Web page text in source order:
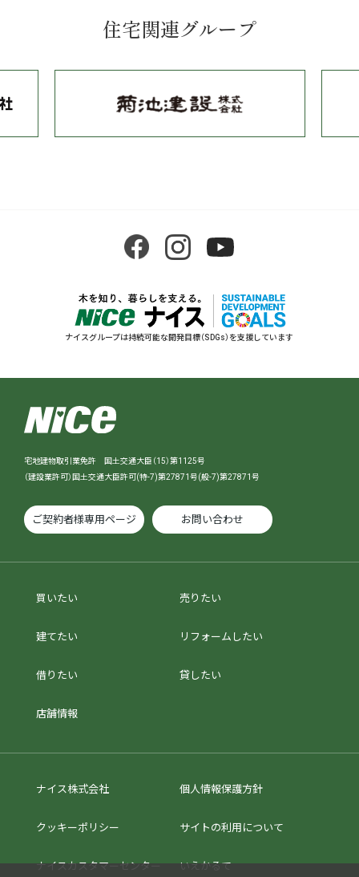
住宅関連グループ
ナイスグループは持続可能な開発目標（SDGs）を支援しています
宅地建物取引業免許 国土交通大臣（15）第1125号
（建設業許可）国土交通大臣許可(特-7)第27871号(般-7)第27871号
ご契約者様専用ページ お問い合わせ
買いたい 売りたい
建てたい リフォームしたい
借りたい 貸したい
店舗情報
ナイス株式会社 個人情報保護方針
クッキーポリシー サイトの利用について
ナイスカスタマーセンター いえかるて